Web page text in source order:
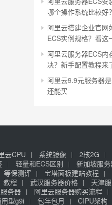
哪个操作系统比较好？
阿里云搭建企业官网
ECS实例规格？看这
阿里云服务器ECS
决？新手配置教程来
阿里云9.9元服务器
还能买
云CPU 系统镜像 2核2G
轻量和ECS区别
新加坡服
等保测评
宝塔面板建站教程
教程 武汉服务器价格
天津
务器 阿里云服务器购买流程
用型g9i 包年包月 CIPU架构